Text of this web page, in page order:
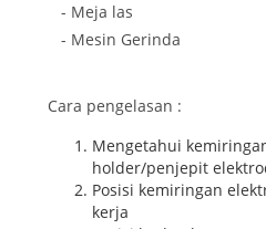
- Meja las
- Mesin Gerinda
Cara pengelasan :
Mengetahui
holder/penjepit
Posisi kemiringan
kerja